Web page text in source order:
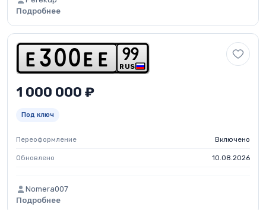
Подробнее
e 3 0 0 e e RUS
99
1 000 000 ₽
Под ключ
Переоформление Включено
Обновлено 10.08.2026
Nomera007
Подробнее